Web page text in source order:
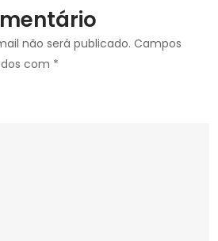
não será publicado. Campos
com *